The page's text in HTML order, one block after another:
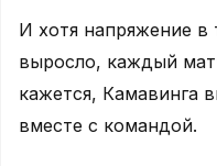
И хотя напряжение в
выросло, каждый
кажется, Камавинга
вместе с командой.